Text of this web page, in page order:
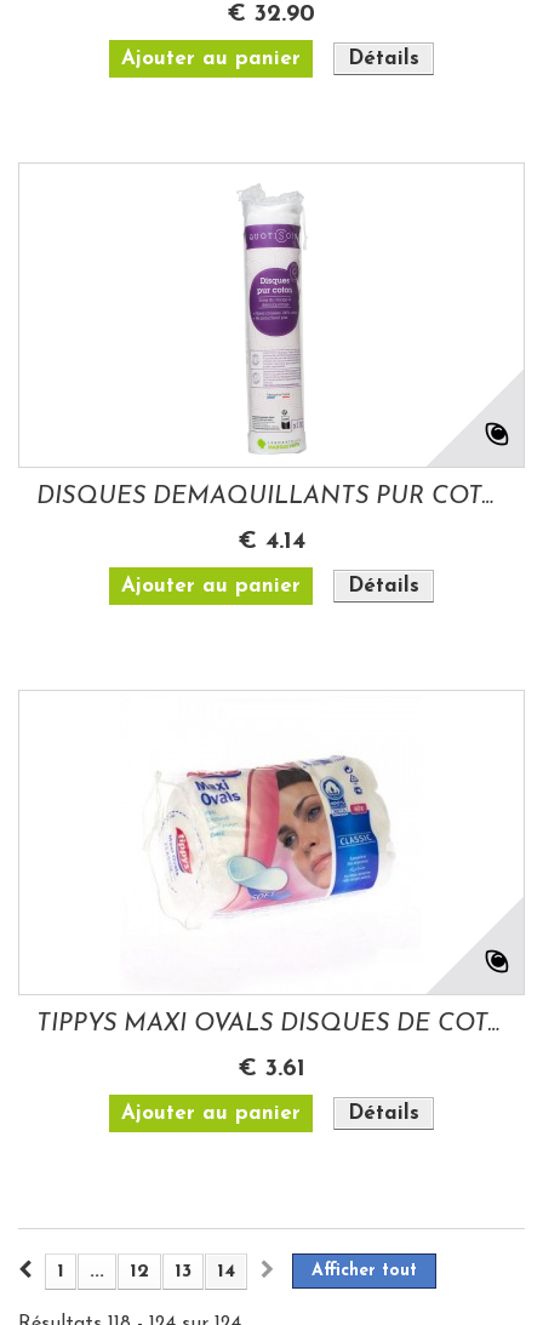
€ 32.90
Ajouter au panier Détails
DISQUES DEMAQUILLANTS PUR COTON ROND 100...
€ 4.14
Ajouter au panier Détails
TIPPYS MAXI OVALS DISQUES DE COTON...
€ 3.61
Ajouter au panier Détails
Afficher tout
1 ... 12 13 14